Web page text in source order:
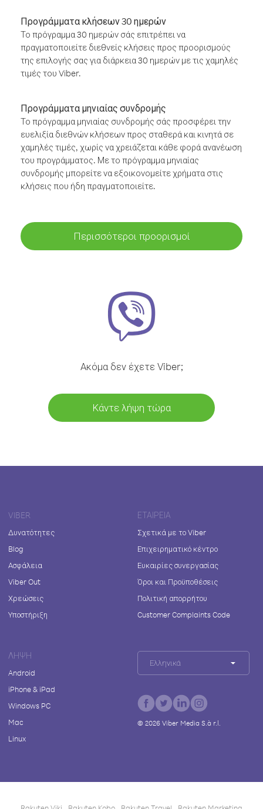
Προγράμματα κλήσεων 30 ημερών
Το πρόγραμμα 30 ημερών σάς επιτρέπει να
πραγματοποιείτε διεθνείς κλήσεις προς προορισμούς
της επιλογής σας για διάρκεια 30 ημερών με τις χαμηλές
τιμές του Viber.
Προγράμματα μηνιαίας συνδρομής
Το πρόγραμμα μηνιαίας συνδρομής σάς προσφέρει την
ευελιξία διεθνών κλήσεων προς σταθερά και κινητά σε
χαμηλές τιμές, χωρίς να χρειάζεται κάθε φορά ανανέωση
του προγράμματος. Με το πρόγραμμα μηνιαίας
συνδρομής μπορείτε να εξοικονομείτε χρήματα στις
κλήσεις που ήδη πραγματοποιείτε.
Περισσότεροι προορισμοί
Ακόμα δεν έχετε Viber;
Κάντε λήψη τώρα
VIBER
Δυνατότητες
Blog
Ασφάλεια
Viber Out
Χρεώσεις
Υποστήριξη
ΕΤΑΙΡΕΊΑ
Σχετικά με το Viber
Επιχειρηματικό κέντρο
Ευκαιρίες συνεργασίας
Όροι και Προϋποθέσεις
Πολιτική απορρήτου
Customer Complaints Code
ΛΉΨΗ
Android
iPhone & iPad
Windows PC
Mac
Linux
Ελληνικά
© 2026Viber Media S.à r.l.